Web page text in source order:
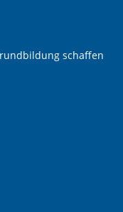
schaffen